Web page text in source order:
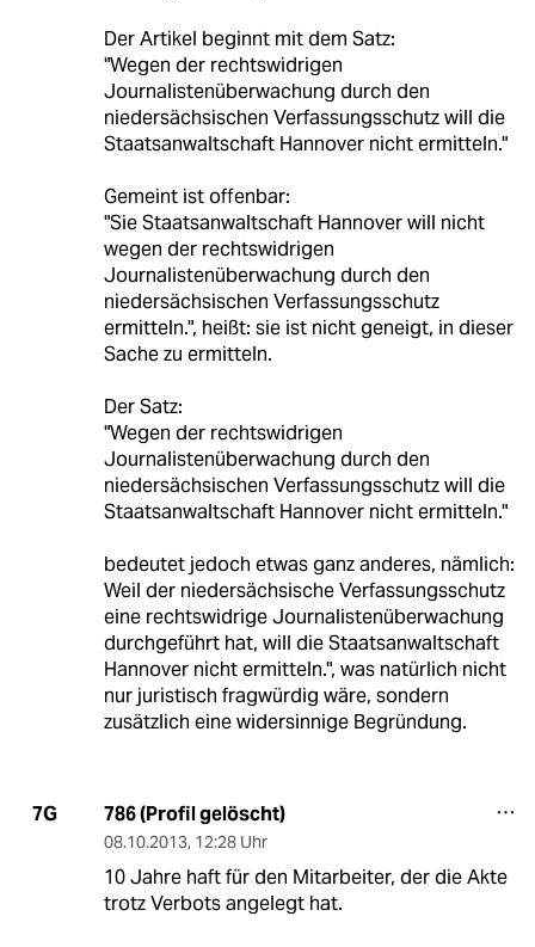
Der Artikel beginnt mit dem Satz:
"Wegen der rechtswidrigen
Journalistenüberwachung durch den
niedersächsischen Verfassungsschutz will die
Staatsanwaltschaft Hannover nicht ermitteln."
Gemeint ist offenbar:
"Sie Staatsanwaltschaft Hannover will nicht
wegen der rechtswidrigen
Journalistenüberwachung durch den
niedersächsischen Verfassungsschutz
ermitteln.", heißt: sie ist nicht geneigt, in dieser
Sache zu ermitteln.
Der Satz:
"Wegen der rechtswidrigen
Journalistenüberwachung durch den
niedersächsischen Verfassungsschutz will die
Staatsanwaltschaft Hannover nicht ermitteln."
bedeutet jedoch etwas ganz anderes, nämlich:
Weil der niedersächsische Verfassungsschutz
eine rechtswidrige Journalistenüberwachung
durchgeführt hat, will die Staatsanwaltschaft
Hannover nicht ermitteln.", was natürlich nicht
nur juristisch fragwürdig wäre, sondern
zusätzlich eine widersinnige Begründung.
7G 786 (Profil gelöscht)
08.10.2013, 12:28 Uhr
10 Jahre haft für den Mitarbeiter, der die Akte
trotz Verbots angelegt hat.